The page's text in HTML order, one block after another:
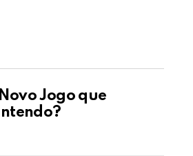
Jogo que